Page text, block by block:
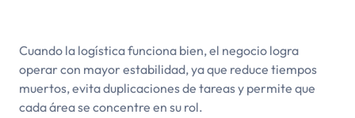
Cuando la logística funciona bien, el negocio logra
operar con mayor estabilidad, ya que reduce tiempos
muertos, evita duplicaciones de tareas y permite que
cada área se concentre en su rol.